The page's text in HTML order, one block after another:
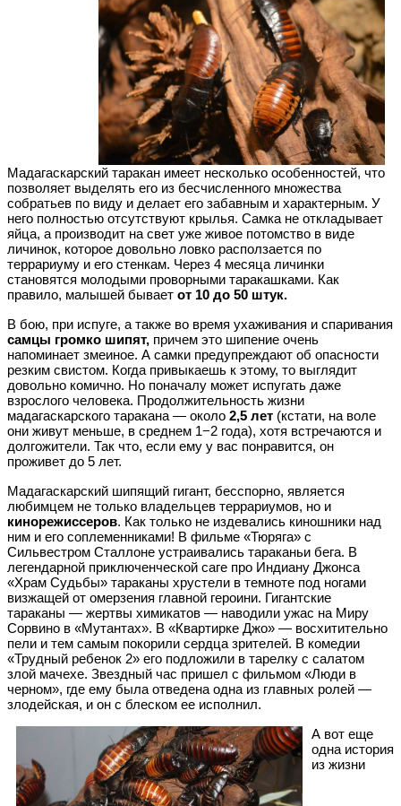
Мадагаскарский таракан имеет несколько особенностей, что
позволяет выделять его из бесчисленного множества
собратьев по виду и делает его забавным и характерным. У
него полностью отсутствуют крылья. Самка не откладывает
яйца, а производит на свет уже живое потомство в виде
личинок, которое довольно ловко расползается по
террариуму и его стенкам. Через 4 месяца личинки
становятся молодыми проворными таракашками. Как
правило, малышей бывает от 10 до 50 штук.
В бою, при испуге, а также во время ухаживания и спаривания
самцы громко шипят, причем это шипение очень
напоминает змеиное. А самки предупреждают об опасности
резким свистом. Когда привыкаешь к этому, то выглядит
довольно комично. Но поначалу может испугать даже
взрослого человека. Продолжительность жизни
мадагаскарского таракана — около 2,5 лет (кстати, на воле
они живут меньше, в среднем 1−2 года), хотя встречаются и
долгожители. Так что, если ему у вас понравится, он
проживет до 5 лет.
Мадагаскарский шипящий гигант, бесспорно, является
любимцем не только владельцев террариумов, но и
кинорежиссеров. Как только не издевались киношники над
ним и его соплеменниками! В фильме «Тюряга» с
Сильвестром Сталлоне устраивались тараканьи бега. В
легендарной приключенческой саге про Индиану Джонса
«Храм Судьбы» тараканы хрустели в темноте под ногами
визжащей от омерзения главной героини. Гигантские
тараканы — жертвы химикатов — наводили ужас на Миру
Сорвино в «Мутантах». В «Квартирке Джо» — восхитительно
пели и тем самым покорили сердца зрителей. В комедии
«Трудный ребенок 2» его подложили в тарелку с салатом
злой мачехе. Звездный час пришел с фильмом «Люди в
черном», где ему была отведена одна из главных ролей —
злодейская, и он с блеском ее исполнил.
А вот еще
одна история
из жизни